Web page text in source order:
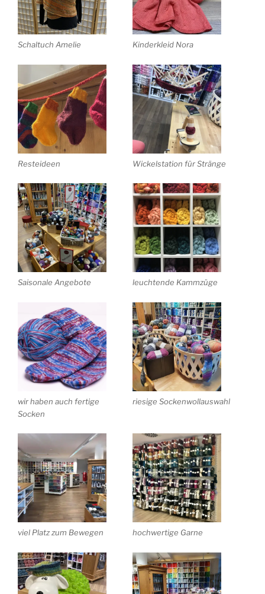
Schaltuch Amelie Kinderkleid Nora
Resteideen Wickelstation für Stränge
Saisonale Angebote leuchtende Kammzüge
wir haben auch fertige
Socken
riesige Sockenwollauswahl
viel Platz zum Bewegen hochwertige Garne